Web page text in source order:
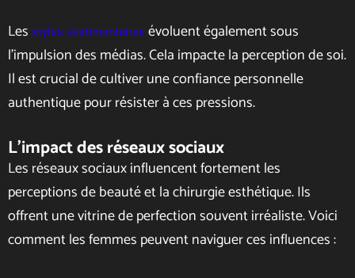
Les styles vestimentaires évoluent également sous
l’impulsion des médias. Cela impacte la perception de soi.
Il est crucial de cultiver une confiance personnelle
authentique pour résister à ces pressions.
L’impact des réseaux sociaux
Les réseaux sociaux influencent fortement les
perceptions de beauté et la chirurgie esthétique. Ils
offrent une vitrine de perfection souvent irréaliste. Voici
comment les femmes peuvent naviguer ces influences :